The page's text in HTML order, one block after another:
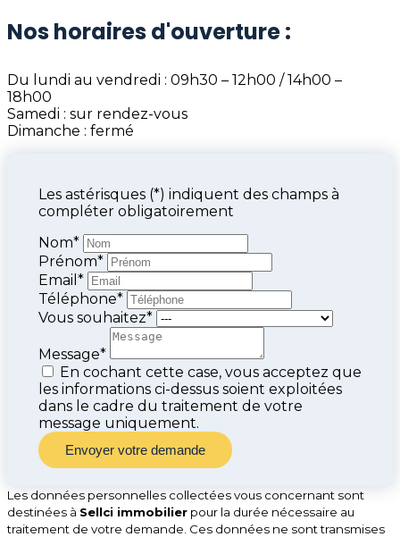
Nos horaires d'ouverture :
Du lundi au vendredi : 09h30 – 12h00 / 14h00 –
18h00
Samedi : sur rendez-vous
Dimanche : fermé
Les astérisques (*) indiquent des champs à
compléter obligatoirement
Nom*
Prénom*
Email*
Téléphone*
Vous souhaitez*
Message*
En cochant cette case, vous acceptez que
les informations ci-dessus soient exploitées
dans le cadre du traitement de votre
message uniquement.
Envoyer votre demande
Les données personnelles collectées vous concernant sont
destinées à Sellci immobilier pour la durée nécessaire au
traitement de votre demande. Ces données ne sont transmises